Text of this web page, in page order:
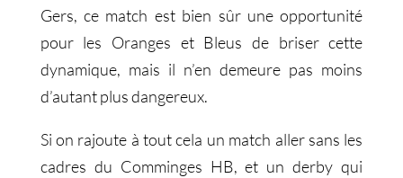
Gers, ce match est bien sûr une opportunité
pour les Oranges et Bleus de briser cette
dynamique, mais il n’en demeure pas moins
d’autant plus dangereux.
Si on rajoute à tout cela un match aller sans les
cadres du Comminges HB, et un derby qui